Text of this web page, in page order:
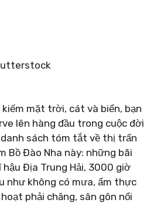
kiếm mặt trời, cát và biển, bạn
lên hàng đầu trong cuộc đời
danh sách tóm tắt về thị trấn
Bồ Đào Nha này: những bãi
Địa Trung Hải, 3000 giờ
như không có mưa, ẩm thực
phải chăng, sân gôn nổi